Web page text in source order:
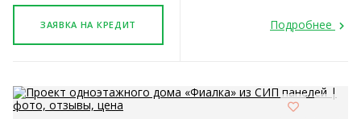
ЗАЯВКА НА КРЕДИТ Подробнее